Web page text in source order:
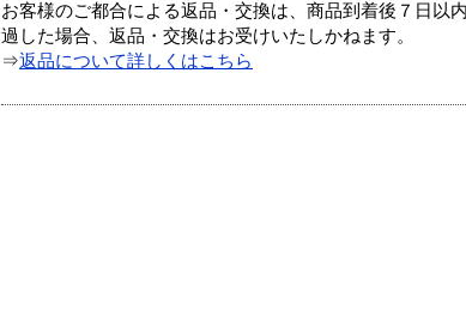
お客様のご都合による返品・交換は、商品到着後７日以
過した場合、返品・交換はお受けいたしかねます。
⇒返品について詳しくはこちら